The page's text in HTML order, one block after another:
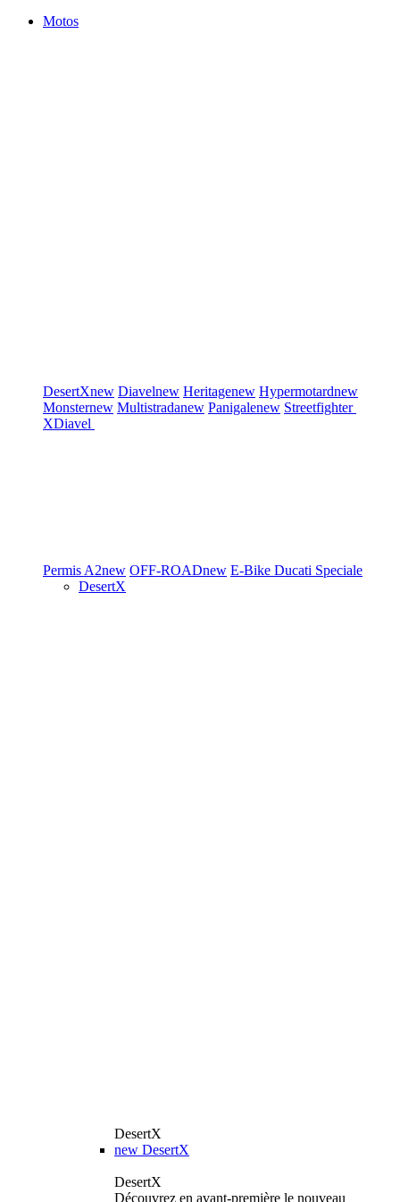
Motos
DesertXnew Diavelnew Heritagenew Hypermotardnew
Monsternew Multistradanew Panigalenew Streetfighter
XDiavel
Permis A2new OFF-ROADnew E-Bike Ducati Speciale
DesertX
DesertX
new DesertX
DesertX
Découvrez en avant-première le nouveau